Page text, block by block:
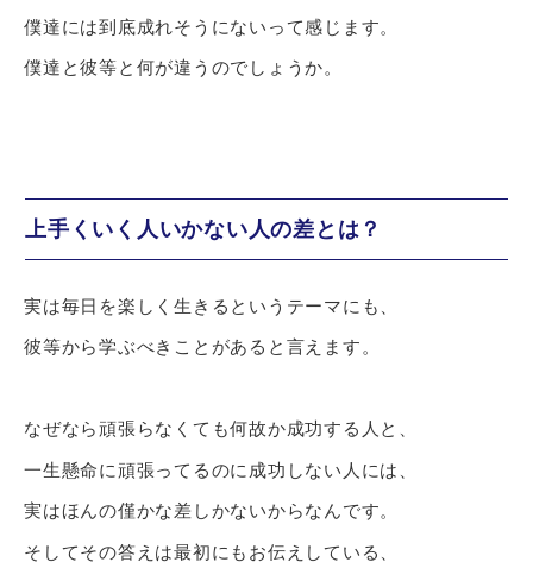
僕達には到底成れそうにないって感じます。
僕達と彼等と何が違うのでしょうか。
上手くいく人いかない人の差とは？
実は毎日を楽しく生きるというテーマにも、
彼等から学ぶべきことがあると言えます。
なぜなら頑張らなくても何故か成功する人と、
一生懸命に頑張ってるのに成功しない人には、
実はほんの僅かな差しかないからなんです。
そしてその答えは最初にもお伝えしている、